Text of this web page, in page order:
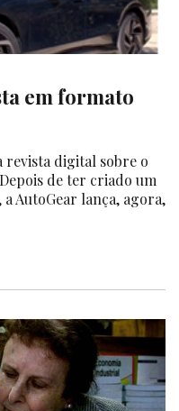
em formato
revista digital sobre o
de ter criado um
AutoGear lança, agora,